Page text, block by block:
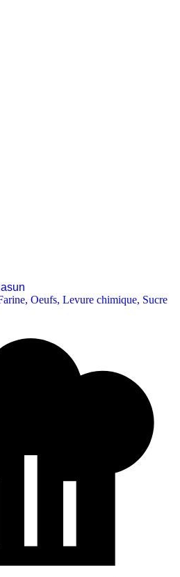
, Oeufs, Levure chimique, Sucre